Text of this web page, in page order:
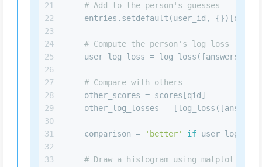
21
22
23
24
25
26
27
28
29
30
31
32
33
# Add to the person's guesses
entries.setdefault(user_id, {})[qid]
# Compute the person's log loss
user_log_loss =
# Compare with others
    other_scores = scores[qid]
other_log_losses =
    comparison =
'better' if
# Draw a histogram using matplotlib